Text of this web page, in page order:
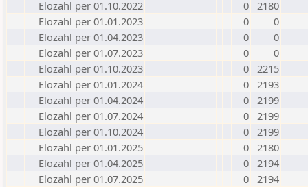
Elozahl per 01.10.2022
0 2180
Elozahl per 01.01.2023
0
0
Elozahl per 01.04.2023
0
0
Elozahl per 01.07.2023
0
0
Elozahl per 01.10.2023
0 2215
Elozahl per 01.01.2024
0 2193
Elozahl per 01.04.2024
0 2199
Elozahl per 01.07.2024
0 2199
Elozahl per 01.10.2024
0 2199
Elozahl per 01.01.2025
0 2180
Elozahl per 01.04.2025
0 2194
Elozahl per 01.07.2025
0 2194